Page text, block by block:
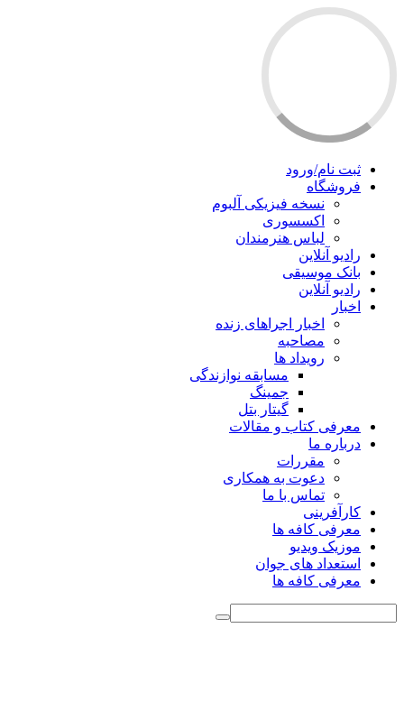
ثبت نام/ورود
فروشگاه
نسخه فیزیکی آلبوم
اکسسوری
لباس هنرمندان
رادیو آنلاین
بانک موسیقی
رادیو آنلاین
اخبار
اخبار اجراهای زنده
مصاحبه
رویداد ها
مسابقه نوازندگی
جمینگ
گیتار بتل
معرفی کتاب و مقالات
درباره ما
مقررات
دعوت به همکاری
تماس با ما
کارآفرینی
معرفی کافه ها
موزیک ویدیو
استعداد های جوان
معرفی کافه ها